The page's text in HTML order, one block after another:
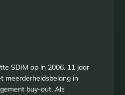
SDIM op in 2006. 11 jaar
meerderheidsbelang in
buy-out. Als